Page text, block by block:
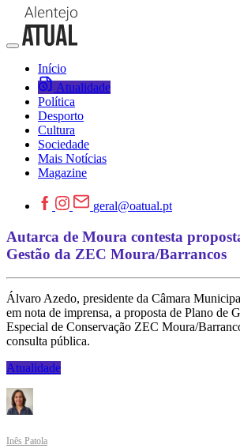
Início
Atualidade
Política
Desporto
Cultura
Sociedade
Mais Notícias
Magazine
geral@oatual.pt
Autarca de Moura contesta
Gestão da ZEC Moura/Barrancos
Álvaro Azedo, presidente da Câmara
em nota de imprensa, a proposta de Plano de
Especial de Conservação ZEC Moura/
consulta pública.
Atualidade
Inês Patola